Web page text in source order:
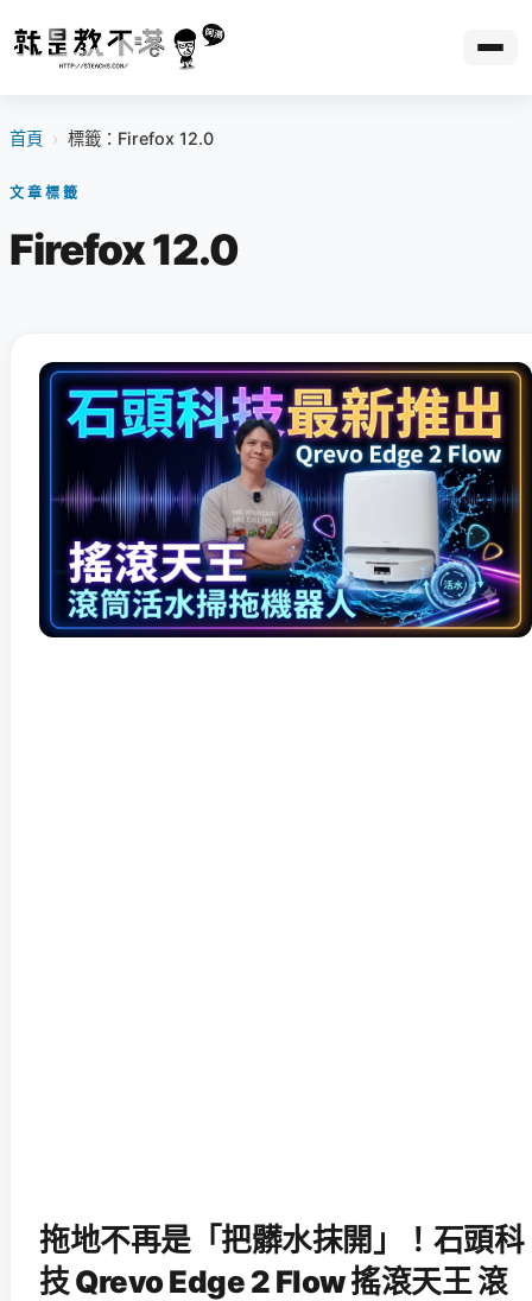
首頁 › 標籤：Firefox 12.0
文章標籤
Firefox 12.0
拖地不再是「把髒水抹開」！石頭科
技 Qrevo Edge 2 Flow 搖滾天王 滾